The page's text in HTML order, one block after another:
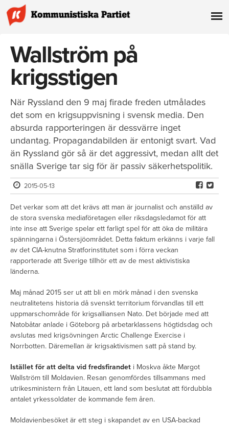
Wallström på
krigsstigen
När Ryssland den 9 maj firade freden utmålades
det som en krigsuppvisning i svensk media. Den
absurda rapporteringen är dessvärre inget
undantag. Propagandabilden är entonigt svart. Vad
än Ryssland gör så är det aggressivt, medan allt det
snälla Sverige tar sig för är passiv säkerhetspolitik.
2015-05-13
Det verkar som att det krävs att man är journalist och anställd av
de stora svenska mediaföretagen eller riksdagsledamot för att
inte inse att Sverige spelar ett farligt spel för att öka de militära
spänningarna i Östersjöområdet. Detta faktum erkänns i varje fall
av det CIA-knutna Stratforinstitutet som i förra veckan
rapporterade att Sverige tillhör ett av de mest aktivistiska
länderna.
Maj månad 2015 ser ut att bli en mörk månad i den svenska
neutralitetens historia då svenskt territorium förvandlas till ett
uppmarschområde för krigsalliansen Nato. Det började med att
Natobåtar anlade i Göteborg på arbetarklassens högtidsdag och
avslutas med krigsövningen Arctic Challenge Exercise i
Norrbotten. Däremellan är krigsaktivismen satt på stand by.
Istället för att delta vid fredsfirandet i Moskva åkte Margot
Wallström till Moldavien. Resan genomfördes tillsammans med
utrikesministern från Litauen, ett land som beslutat att fördubbla
antalet yrkessoldater de kommande fem åren.
Moldavienbesöket är ett steg i skapandet av en USA-backad